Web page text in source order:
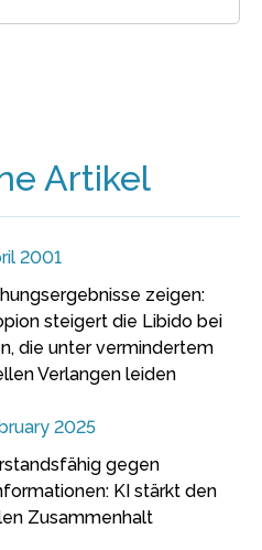
Artikel
2001
zeigen:
steigert die Libido bei
die unter vermindertem
Verlangen leiden
2025
gegen
KI stärkt den
Zusammenhalt